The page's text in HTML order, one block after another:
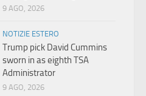
9 AGO, 2026
NOTIZIE ESTERO
Trump pick David Cummins
sworn in as eighth TSA
Administrator
9 AGO, 2026